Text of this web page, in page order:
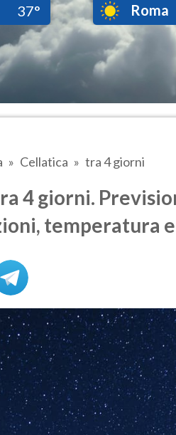
37° Roma
Cellatica tra 4 giorni
4 giorni.
temperatura